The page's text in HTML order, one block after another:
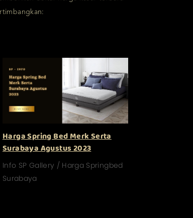
Harga Spring Bed Merk Serta
Surabaya Agustus 2023
Info SP Gallery / Harga Springbed
Surabaya